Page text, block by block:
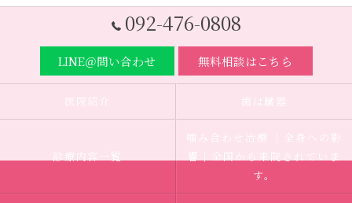
092-476-0808
LINE＠問い合わせ 無料相談はこちら
医院紹介 歯は臓器
診療内容一覧
噛み合わせ治療 ｜全身への影
響｜全国から来院されていま
す。